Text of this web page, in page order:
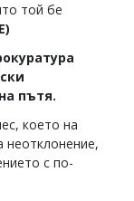
той бе
)
пътя.
което на
неотклонение,
с по-